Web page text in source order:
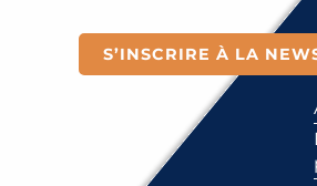
S’INSCRIRE À LA